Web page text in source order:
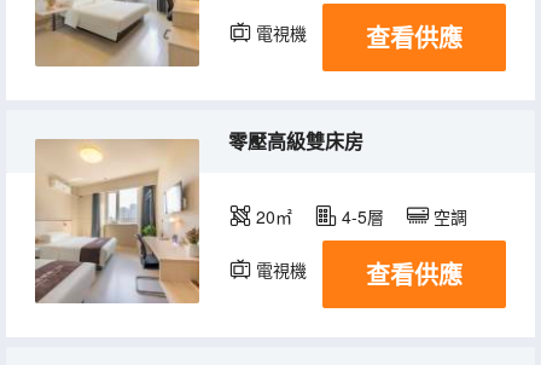
電視機 查看供應
零壓高級雙床房
20㎡ 4-5層 空調
電視機 查看供應